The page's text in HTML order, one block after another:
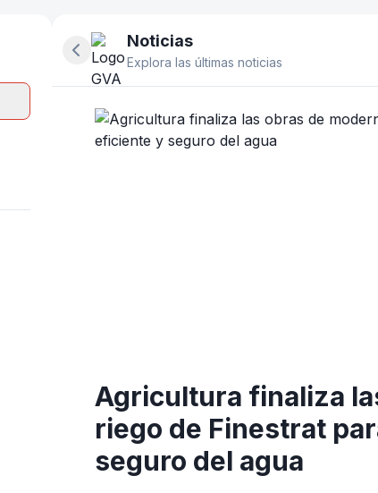
Ocultar panel lateral
Noticias
Explora las últimas noticias
Agricultura finaliza
riego de Finestrat
seguro del agua